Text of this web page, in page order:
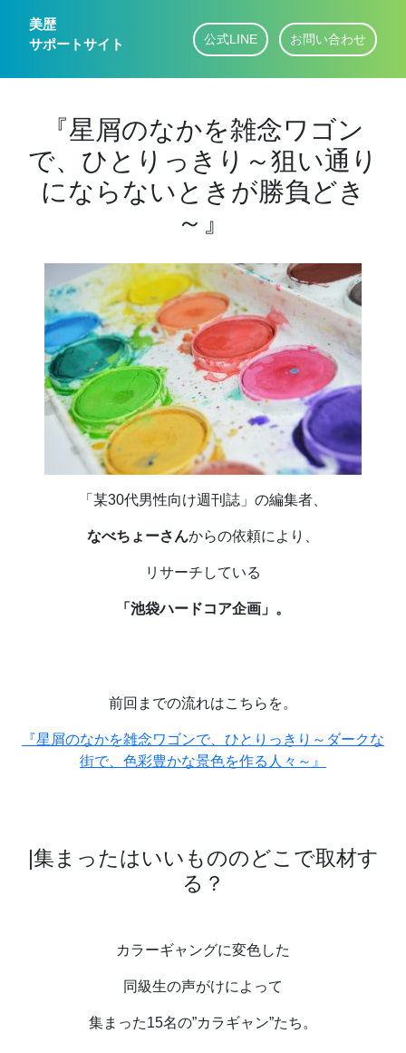
美歴
サポートサイト
公式LINE お問い合わせ
『星屑のなかを雑念ワゴン
で、ひとりっきり～狙い通り
にならないときが勝負どき
～』
「某30代男性向け週刊誌」の編集者、
なべちょーさんからの依頼により、
リサーチしている
「池袋ハードコア企画」。
前回までの流れはこちらを。
『星屑のなかを雑念ワゴンで、ひとりっきり～ダークな
街で、色彩豊かな景色を作る人々～』
|集まったはいいもののどこで取材す
る？
カラーギャングに変色した
同級生の声がけによって
集まった15名の”カラギャン”たち。